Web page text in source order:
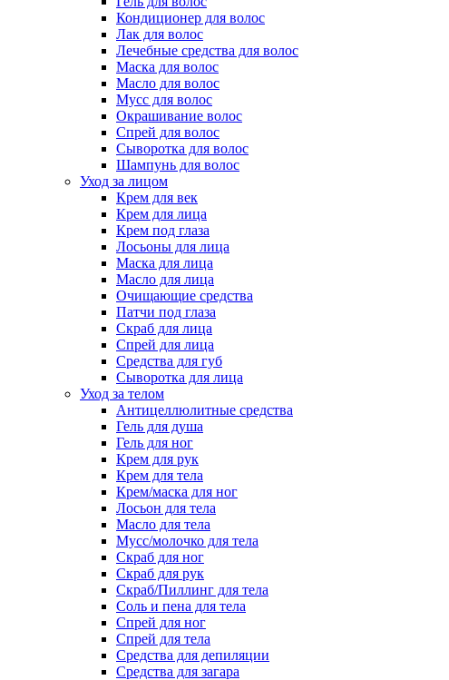
Кондиционер для волос
Лак для волос
Лечебные средства для волос
Маска для волос
Масло для волос
Мусс для волос
Окрашивание волос
Спрей для волос
Сыворотка для волос
Шампунь для волос
Уход за лицом
Крем для век
Крем для лица
Крем под глаза
Лосьоны для лица
Маска для лица
Масло для лица
Очищающие средства
Патчи под глаза
Скраб для лица
Спрей для лица
Средства для губ
Сыворотка для лица
Уход за телом
Антицеллюлитные средства
Гель для душа
Гель для ног
Крем для рук
Крем для тела
Крем/маска для ног
Лосьон для тела
Масло для тела
Мусс/молочко для тела
Скраб для ног
Скраб для рук
Скраб/Пиллинг для тела
Соль и пена для тела
Спрей для ног
Спрей для тела
Средства для депиляции
Средства для загара